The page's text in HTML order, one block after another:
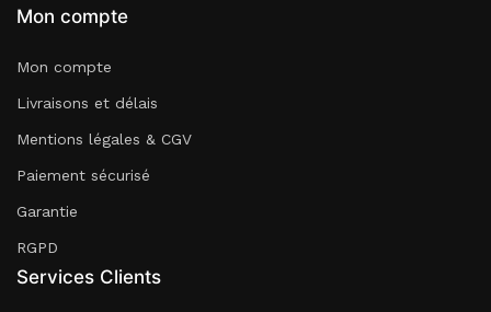
Mon compte
Mon compte
Livraisons et délais
Mentions légales & CGV
Paiement sécurisé
Garantie
RGPD
Services Clients